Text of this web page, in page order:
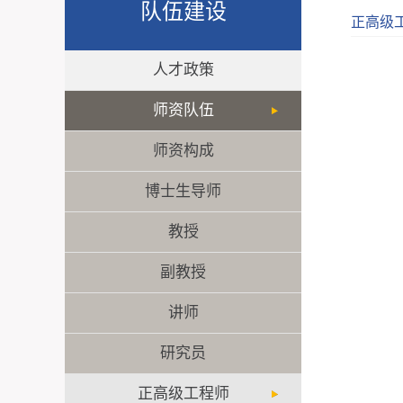
队伍建设
人才政策
师资队伍
师资构成
博士生导师
教授
副教授
讲师
研究员
正高级工程师
正高级